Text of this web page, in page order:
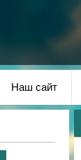
Наш сайт